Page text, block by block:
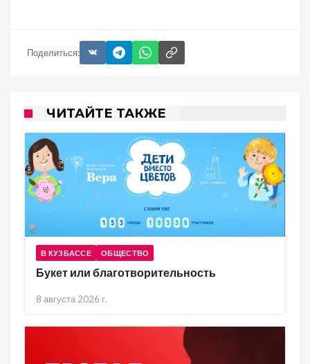
Поделиться:
ЧИТАЙТЕ ТАКЖЕ
В КУЗБАССЕ ОБЩЕСТВО
Букет или благотворительность
8 августа 2026 г.